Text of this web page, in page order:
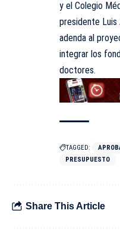
y el Colegio
presidente Luis
adenda al
integrar los
doctores.
TAGGED:
PRESUPUESTO
Share This Article